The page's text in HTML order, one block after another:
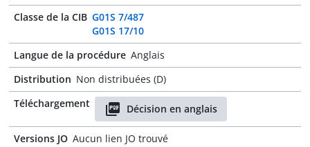
Classe de la CIB G01S 7/487
G01S 17/10
Langue de la procédure Anglais
Distribution Non distribuées (D)
Téléchargement
Décision en anglais
Versions JO Aucun lien JO trouvé